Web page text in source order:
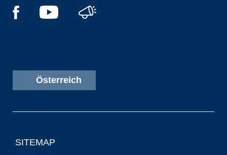
Österreich
SITEMAP